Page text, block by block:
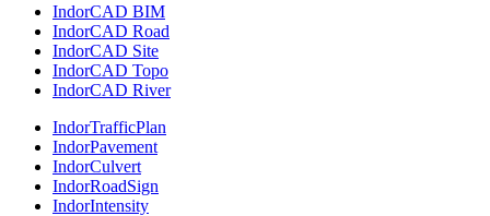
IndorCAD BIM
IndorCAD Road
IndorCAD Site
IndorCAD Topo
IndorCAD River
IndorTrafficPlan
IndorPavement
IndorCulvert
IndorRoadSign
IndorIntensity